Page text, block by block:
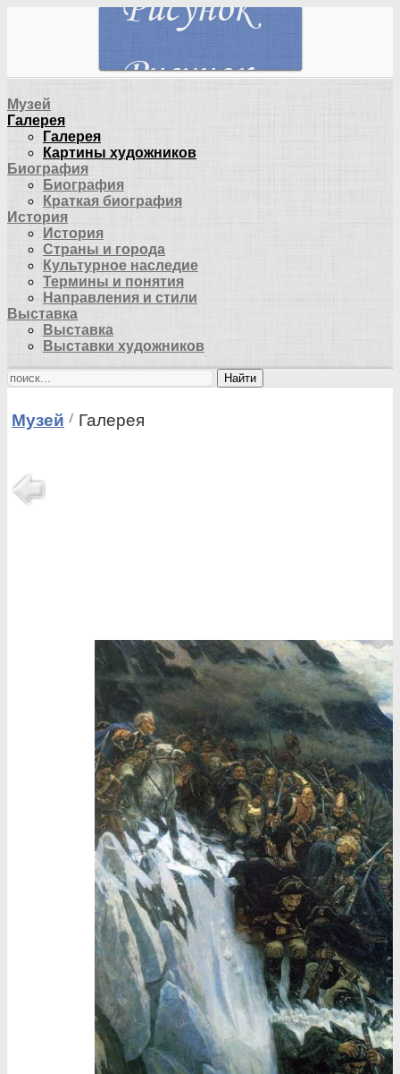
Музей
Галерея
Галерея
Картины художников
Биография
Биография
Краткая биография
История
История
Страны и города
Культурное наследие
Термины и понятия
Направления и стили
Выставка
Выставка
Выставки художников
Найти
Музей Галерея